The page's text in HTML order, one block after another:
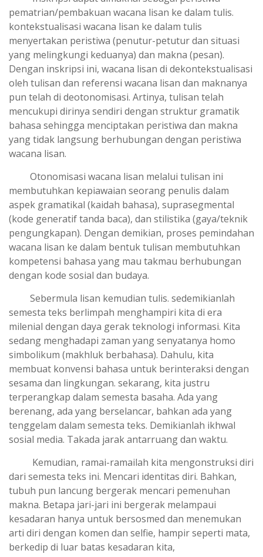
pematrian/pembakuan wacana lisan ke dalam tulis.
kontekstualisasi wacana lisan ke dalam tulis
menyertakan peristiwa (penutur-petutur dan situasi
yang melingkungi keduanya) dan makna (pesan).
Dengan inskripsi ini, wacana lisan di dekontekstualisasi
oleh tulisan dan referensi wacana lisan dan maknanya
pun telah di deotonomisasi. Artinya, tulisan telah
mencukupi dirinya sendiri dengan struktur gramatik
bahasa sehingga menciptakan peristiwa dan makna
yang tidak langsung berhubungan dengan peristiwa
wacana lisan.
Otonomisasi wacana lisan melalui tulisan ini
membutuhkan kepiawaian seorang penulis dalam
aspek gramatikal (kaidah bahasa), suprasegmental
(kode generatif tanda baca), dan stilistika (gaya/teknik
pengungkapan). Dengan demikian, proses pemindahan
wacana lisan ke dalam bentuk tulisan membutuhkan
kompetensi bahasa yang mau takmau berhubungan
dengan kode sosial dan budaya.
Sebermula lisan kemudian tulis. sedemikianlah
semesta teks berlimpah menghampiri kita di era
milenial dengan daya gerak teknologi informasi. Kita
sedang menghadapi zaman yang senyatanya homo
simbolikum (makhluk berbahasa). Dahulu, kita
membuat konvensi bahasa untuk berinteraksi dengan
sesama dan lingkungan. sekarang, kita justru
terperangkap dalam semesta basaha. Ada yang
berenang, ada yang berselancar, bahkan ada yang
tenggelam dalam semesta teks. Demikianlah ikhwal
sosial media. Takada jarak antarruang dan waktu.
Kemudian, ramai-ramailah kita mengonstruksi diri
dari semesta teks ini. Mencari identitas diri. Bahkan,
tubuh pun lancung bergerak mencari pemenuhan
makna. Betapa jari-jari ini bergerak melampaui
kesadaran hanya untuk bersosmed dan menemukan
arti diri dengan komen dan selfie, hampir seperti mata,
berkedip di luar batas kesadaran kita,